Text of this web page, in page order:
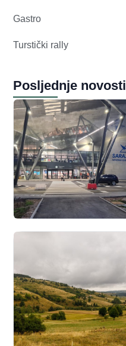
Gastro
Turstički rally
Posljednje novosti